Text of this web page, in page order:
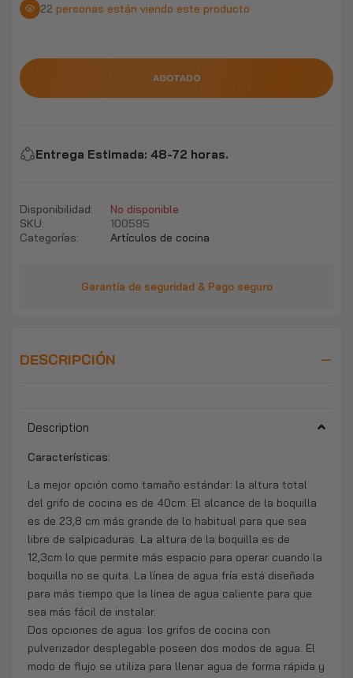
$27.990 $50.990
Lavaplatos Deluxe 78 x 43 x 22 cm
$49.990
$95.990
22 personas están viendo este producto
AGOTADO
Entrega Estimada: 48-72 horas.
Disponibilidad:
No disponible
SKU:
100595
Categorías:
Artículos de cocina
Garantía de seguridad & Pago seguro
DESCRIPCIÓN
Description
Características:
La mejor opción como tamaño estándar: la altura total
del grifo de cocina es de 40cm. El alcance de la boquilla
es de 23,8 cm más grande de lo habitual para que sea
libre de salpicaduras. La altura de la boquilla es de
12,3cm lo que permite más espacio para operar cuando la
boquilla no se quita. La línea de agua fría está diseñada
para más tiempo que la línea de agua caliente para que
sea más fácil de instalar.
Dos opciones de agua: los grifos de cocina con
pulverizador desplegable poseen dos modos de agua. El
modo de flujo se utiliza para llenar agua de forma rápida y